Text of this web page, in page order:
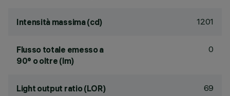
Intensità massima (cd) 1201
Flusso totale emesso a
90° o oltre (lm)
0
Light output ratio (LOR) 69